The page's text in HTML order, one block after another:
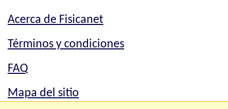
Acerca de Fisicanet
Términos y condiciones
FAQ
Mapa del sitio